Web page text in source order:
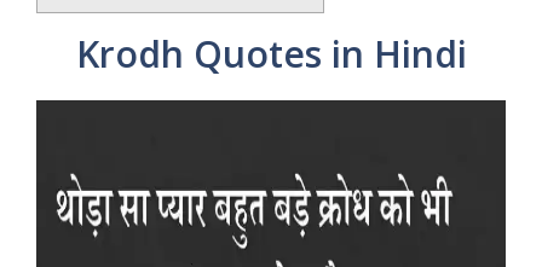
Krodh Quotes in Hindi